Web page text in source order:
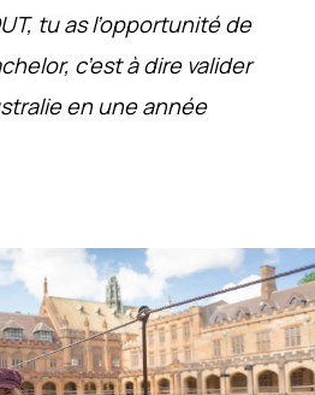
tu as l’opportunité de
, c’est à dire valider
en une année